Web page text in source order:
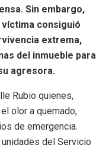
Sin embargo,
consiguió
extrema,
del inmueble para
agresora.
Rubio quienes,
olor a quemado,
de emergencia.
del Servicio